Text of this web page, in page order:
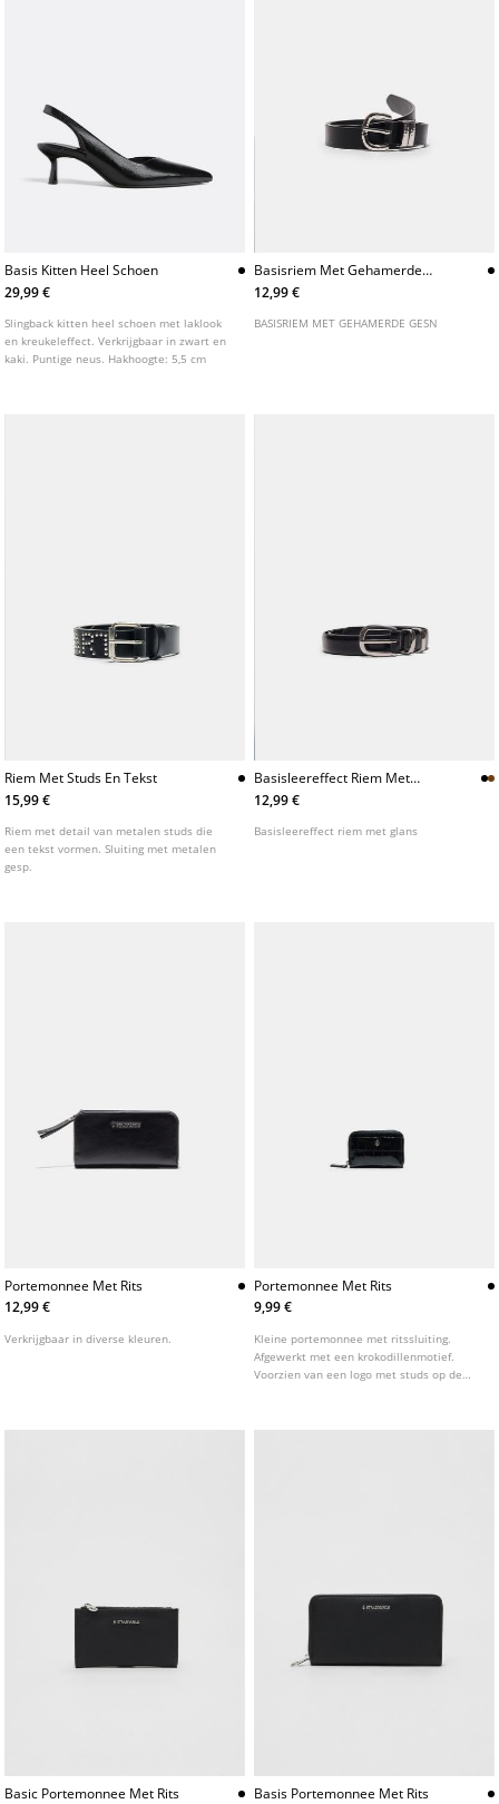
Basis Kitten Heel Schoen
29,99 €
Slingback kitten heel schoen met laklook
en kreukeleffect. Verkrijgbaar in zwart en
kaki. Puntige neus. Hakhoogte: 5,5 cm
Basisriem Met Gehamerde
Gesn
12,99 €
BASISRIEM MET GEHAMERDE GESN
Riem Met Studs En Tekst
15,99 €
Riem met detail van metalen studs die
een tekst vormen. Sluiting met metalen
gesp.
Basisleereffect Riem Met
Glans
12,99 €
Basisleereffect riem met glans
Portemonnee Met Rits
12,99 €
Verkrijgbaar in diverse kleuren.
Portemonnee Met Rits
9,99 €
Kleine portemonnee met ritssluiting.
Afgewerkt met een krokodillenmotief.
Voorzien van een logo met studs op de
Basic Portemonnee Met Rits
Basis Portemonnee Met Rits